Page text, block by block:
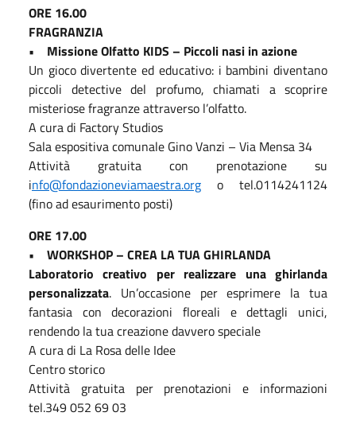
ORE 16.00
FRAGRANZIA
• Missione Olfatto KIDS – Piccoli nasi in azione
Un gioco divertente ed educativo: i bambini diventano
piccoli detective del profumo, chiamati a scoprire
misteriose fragranze attraverso l’olfatto.
A cura di Factory Studios
Sala espositiva comunale Gino Vanzi – Via Mensa 34
Attività gratuita con prenotazione su
info@fondazioneviamaestra.org o tel.0114241124
(fino ad esaurimento posti)
ORE 17.00
• WORKSHOP – CREA LA TUA GHIRLANDA
Laboratorio creativo per realizzare una ghirlanda
personalizzata. Un’occasione per esprimere la tua
fantasia con decorazioni floreali e dettagli unici,
rendendo la tua creazione davvero speciale
A cura di La Rosa delle Idee
Centro storico
Attività gratuita per prenotazioni e informazioni
tel.349 052 69 03